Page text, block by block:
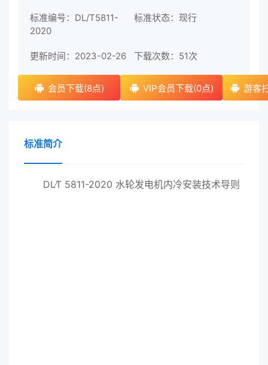
标准编号：DL/T5811-
2020
标准状态：现行
更新时间：2023-02-26 下载次数： 51次
会员下载(8点) VIP会员下载(0点) 游客
标准简介
DL∕T 5811-2020 水轮发电机内冷安装技术导则